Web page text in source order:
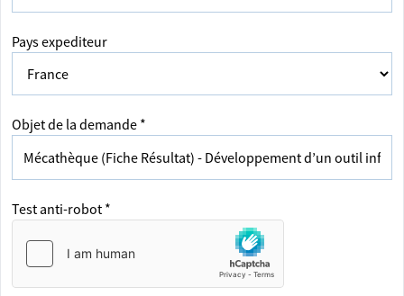
Pays expediteur
Objet de la demande *
Test anti-robot *